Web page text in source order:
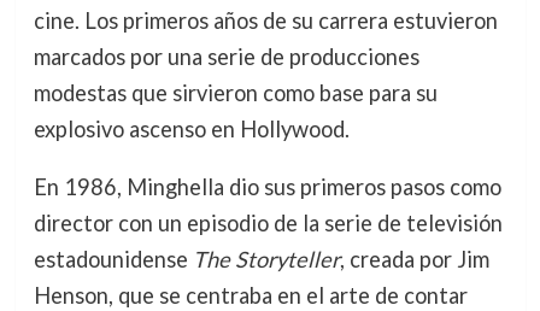
cine. Los primeros años de su carrera estuvieron
marcados por una serie de producciones
modestas que sirvieron como base para su
explosivo ascenso en Hollywood.
En 1986, Minghella dio sus primeros pasos como
director con un episodio de la serie de televisión
estadounidense The Storyteller, creada por Jim
Henson, que se centraba en el arte de contar